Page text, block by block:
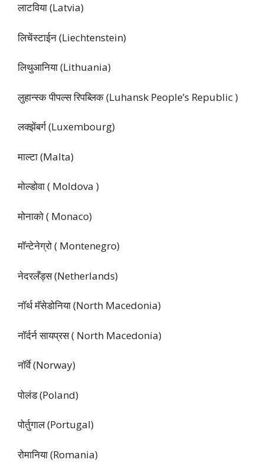
लाटविया (Latvia)
लिचेंस्टाईन (Liechtenstein)
लिथुआनिया (Lithuania)
लुहान्स्क पीपल्स रिपब्लिक (Luhansk People’s Republic )
लक्झेंबर्ग (Luxembourg)
माल्टा (Malta)
मोल्डोवा ( Moldova )
मोनाको ( Monaco)
मॉन्टेनेग्रो ( Montenegro)
नेदरलँड्स (Netherlands)
नॉर्थ मॅसेडोनिया (North Macedonia)
नॉर्दर्न सायप्रस ( North Macedonia)
नॉर्वे (Norway)
पोलंड (Poland)
पोर्तुगाल (Portugal)
रोमानिया (Romania)